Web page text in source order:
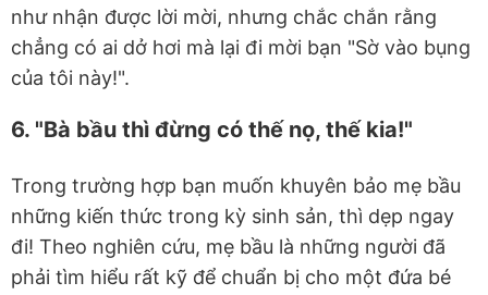
như nhận được lời mời, nhưng chắc chắn rằng
chẳng có ai dở hơi mà lại đi mời bạn "Sờ vào bụng
của tôi này!".
6. "Bà bầu thì đừng có thế nọ, thế kia!"
Trong trường hợp bạn muốn khuyên bảo mẹ bầu
những kiến thức trong kỳ sinh sản, thì dẹp ngay
đi! Theo nghiên cứu, mẹ bầu là những người đã
phải tìm hiểu rất kỹ để chuẩn bị cho một đứa bé